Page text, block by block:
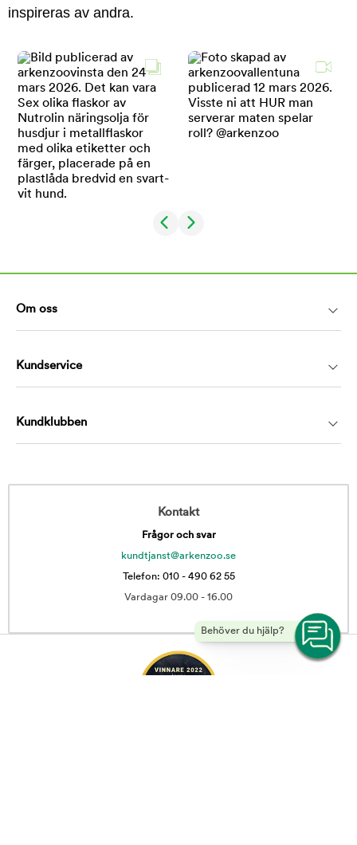
inspireras av andra.
Behöver du hjälp?
Om oss
Kundservice
Kundklubben
Kontakt
Frågor och svar
kundtjanst@arkenzoo.se
Telefon: 010 - 490 62 55
Vardagar 09.00 - 16.00